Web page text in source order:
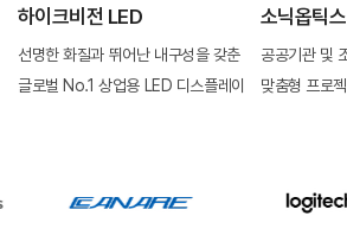
하이크비전 LED
선명한 화질과 뛰어난 내구성을 갖춘
글로벌 No.1 상업용 LED 디스플레이
소닉옵틱스
공공기관 및
맞춤형 프로